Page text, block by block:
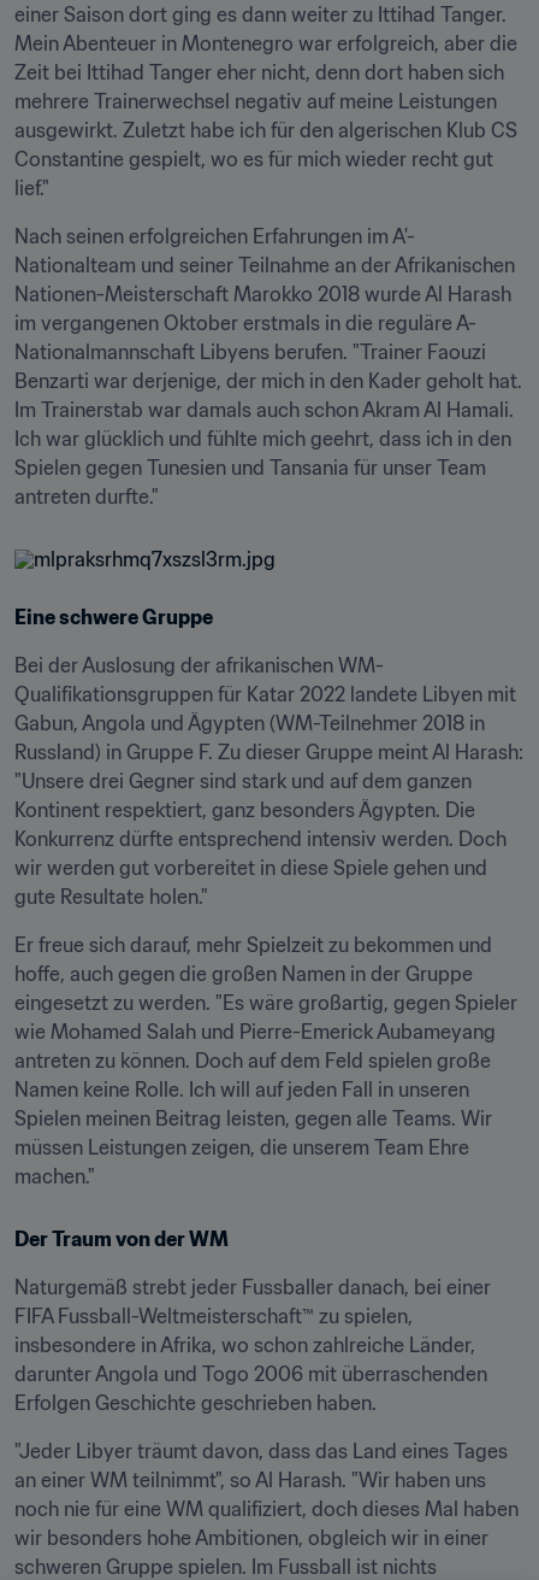
einer Saison dort ging es dann weiter zu Ittihad Tanger.
Mein Abenteuer in Montenegro war erfolgreich, aber die
Zeit bei Ittihad Tanger eher nicht, denn dort haben sich
mehrere Trainerwechsel negativ auf meine Leistungen
ausgewirkt. Zuletzt habe ich für den algerischen Klub CS
Constantine gespielt, wo es für mich wieder recht gut
lief."
Nach seinen erfolgreichen Erfahrungen im A'-
Nationalteam und seiner Teilnahme an der Afrikanischen
Nationen-Meisterschaft Marokko 2018 wurde Al Harash
im vergangenen Oktober erstmals in die reguläre A-
Nationalmannschaft Libyens berufen. "Trainer Faouzi
Benzarti war derjenige, der mich in den Kader geholt hat.
Im Trainerstab war damals auch schon Akram Al Hamali.
Ich war glücklich und fühlte mich geehrt, dass ich in den
Spielen gegen Tunesien und Tansania für unser Team
antreten durfte."
Eine schwere Gruppe
Bei der Auslosung der afrikanischen WM-
Qualifikationsgruppen für Katar 2022 landete Libyen mit
Gabun, Angola und Ägypten (WM-Teilnehmer 2018 in
Russland) in Gruppe F. Zu dieser Gruppe meint Al Harash:
"Unsere drei Gegner sind stark und auf dem ganzen
Kontinent respektiert, ganz besonders Ägypten. Die
Konkurrenz dürfte entsprechend intensiv werden. Doch
wir werden gut vorbereitet in diese Spiele gehen und
gute Resultate holen."
Er freue sich darauf, mehr Spielzeit zu bekommen und
hoffe, auch gegen die großen Namen in der Gruppe
eingesetzt zu werden. "Es wäre großartig, gegen Spieler
wie Mohamed Salah und Pierre-Emerick Aubameyang
antreten zu können. Doch auf dem Feld spielen große
Namen keine Rolle. Ich will auf jeden Fall in unseren
Spielen meinen Beitrag leisten, gegen alle Teams. Wir
müssen Leistungen zeigen, die unserem Team Ehre
machen."
Der Traum von der WM
Naturgemäß strebt jeder Fussballer danach, bei einer
FIFA Fussball-Weltmeisterschaft™ zu spielen,
insbesondere in Afrika, wo schon zahlreiche Länder,
darunter Angola und Togo 2006 mit überraschenden
Erfolgen Geschichte geschrieben haben.
"Jeder Libyer träumt davon, dass das Land eines Tages
an einer WM teilnimmt", so Al Harash. "Wir haben uns
noch nie für eine WM qualifiziert, doch dieses Mal haben
wir besonders hohe Ambitionen, obgleich wir in einer
schweren Gruppe spielen. Im Fussball ist nichts